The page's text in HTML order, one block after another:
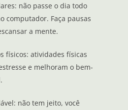
não passe o dia todo
computador. Faça pausas
a mente.
físicos: atividades físicas
e melhoram o bem-
não tem jeito, você